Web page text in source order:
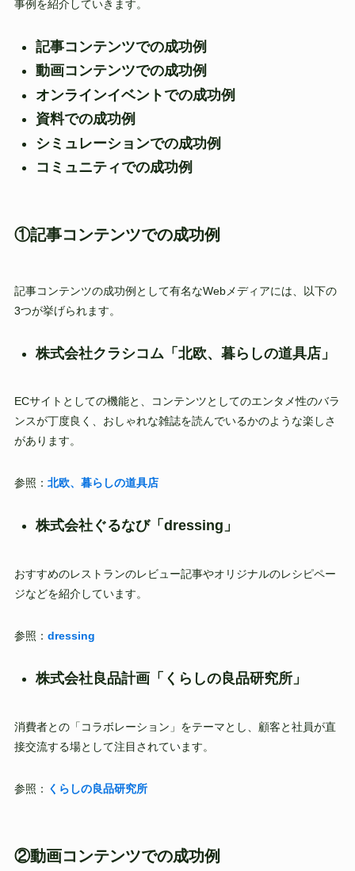
事例を紹介していきます。
記事コンテンツでの成功例
動画コンテンツでの成功例
オンラインイベントでの成功例
資料での成功例
シミュレーションでの成功例
コミュニティでの成功例
①記事コンテンツでの成功例
記事コンテンツの成功例として有名なWebメディアには、以下の
3つが挙げられます。
株式会社クラシコム「北欧、暮らしの道具店」
ECサイトとしての機能と、コンテンツとしてのエンタメ性のバラ
ンスが丁度良く、おしゃれな雑誌を読んでいるかのような楽しさ
があります。
参照： 北欧、暮らしの道具店
株式会社ぐるなび「dressing」
おすすめのレストランのレビュー記事やオリジナルのレシピペー
ジなどを紹介しています。
参照： dressing
株式会社良品計画「くらしの良品研究所」
消費者との「コラボレーション」をテーマとし、顧客と社員が直
接交流する場として注目されています。
参照： くらしの良品研究所
②動画コンテンツでの成功例